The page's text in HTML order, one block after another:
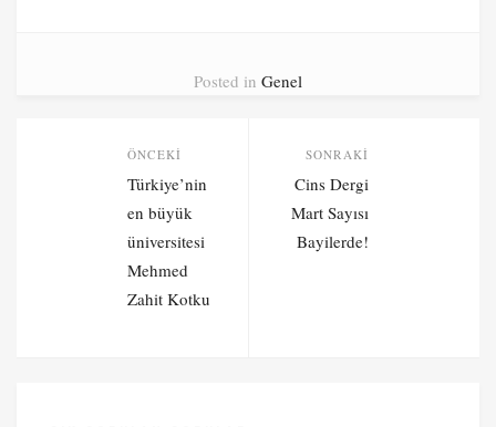
Posted in Genel
navigationÖNCEKI
Önceki
yazı:
Türkiye’nin
en büyük
üniversitesi
Mehmed
Zahit Kotku
SONRAKI
Sonraki
yazı:
Cins Dergi
Mart Sayısı
Bayilerde!